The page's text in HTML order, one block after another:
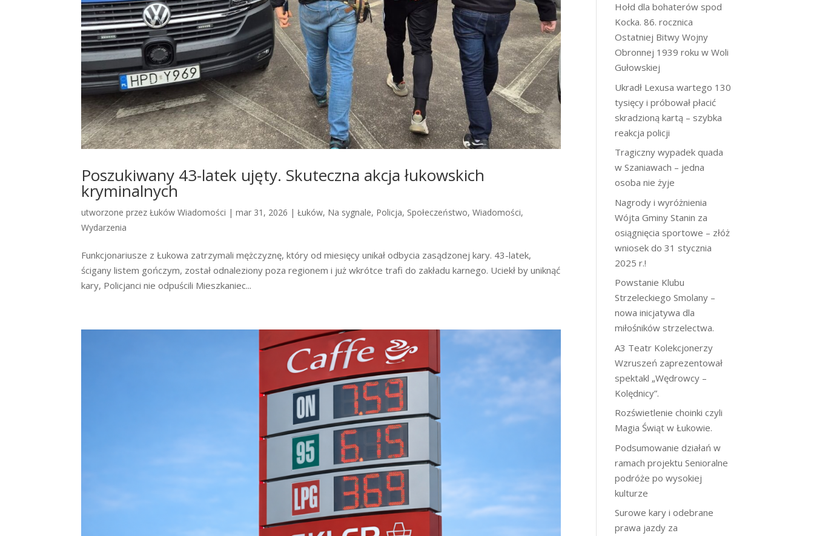
Poszukiwany 43-latek ujęty. Skuteczna akcja łukowskich
kryminalnych
utworzone przezŁuków Wiadomości |mar 31, 2026 |Łuków, Na sygnale, Policja, Społeczeństwo,Wiadomości,
Wydarzenia
Funkcjonariusze z Łukowa zatrzymali mężczyznę, który od miesięcy unikał odbycia zasądzonej kary. 43-latek,
ścigany listem gończym, został odnaleziony poza regionem i już wkrótce trafi do zakładu karnego. Uciekł by uniknąć
kary, Policjanci nie odpuścili Mieszkaniec...
Hołd dla bohaterów spod
Kocka. 86. rocznica
Ostatniej Bitwy Wojny
Obronnej 1939 roku w Woli
Gułowskiej
Ukradł Lexusa wartego 130
tysięcy i próbował płacić
skradzioną kartą – szybka
reakcja policji
Tragiczny wypadek quada
w Szaniawach – jedna
osoba nie żyje
Nagrody i wyróżnienia
Wójta Gminy Stanin za
osiągnięcia sportowe – złóż
wniosek do 31 stycznia
2025 r.!
Powstanie Klubu
Strzeleckiego Smolany –
nowa inicjatywa dla
miłośników strzelectwa.
A3 Teatr Kolekcjonerzy
Wzruszeń zaprezentował
spektakl „Wędrowcy –
Kolędnicy”.
Rozświetlenie choinki czyli
Magia Świąt w Łukowie.
Podsumowanie działań w
ramach projektu Senioralne
podróże po wysokiej
kulturze
Surowe kary i odebrane
prawa jazdy za